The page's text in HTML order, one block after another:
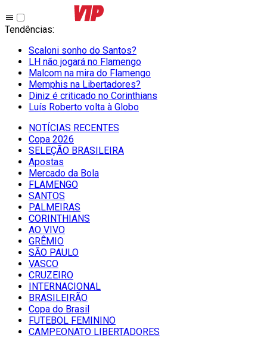
Tendências:
Scaloni sonho do Santos?
LH não jogará no Flamengo
Malcom na mira do Flamengo
Memphis na Libertadores?
Diniz é criticado no Corinthians
Luís Roberto volta à Globo
NOTÍCIAS RECENTES
Copa 2026
SELEÇÃO BRASILEIRA
Apostas
Mercado da Bola
FLAMENGO
SANTOS
PALMEIRAS
CORINTHIANS
AO VIVO
GRÊMIO
SĀO PAULO
VASCO
CRUZEIRO
INTERNACIONAL
BRASILEIRÃO
Copa do Brasil
FUTEBOL FEMININO
CAMPEONATO LIBERTADORES